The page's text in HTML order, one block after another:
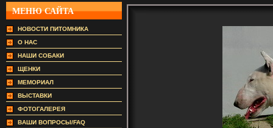
МЕНЮ САЙТА
НОВОСТИ ПИТОМНИКА
О НАС
НАШИ СОБАКИ
ЩЕНКИ
МЕМОРИАЛ
ВЫСТАВКИ
ФОТОГАЛЕРЕЯ
ВАШИ ВОПРОСЫ/FAQ